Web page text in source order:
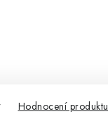
Hodnocení produktu